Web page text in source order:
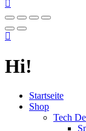
Hi!
Startseite
Shop
Tech